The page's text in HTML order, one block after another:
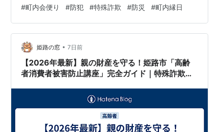
#町内会便り #防犯 #特殊詐欺 #防災 #町内縁日
姫路の窓 • 7日前
【2026年最新】親の財産を守る！姫路市「高齢
者消費者被害防止講座」完全ガイド｜特殊詐欺・